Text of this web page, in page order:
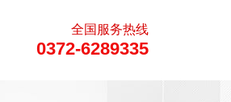
全国服务热线
0372-6289335